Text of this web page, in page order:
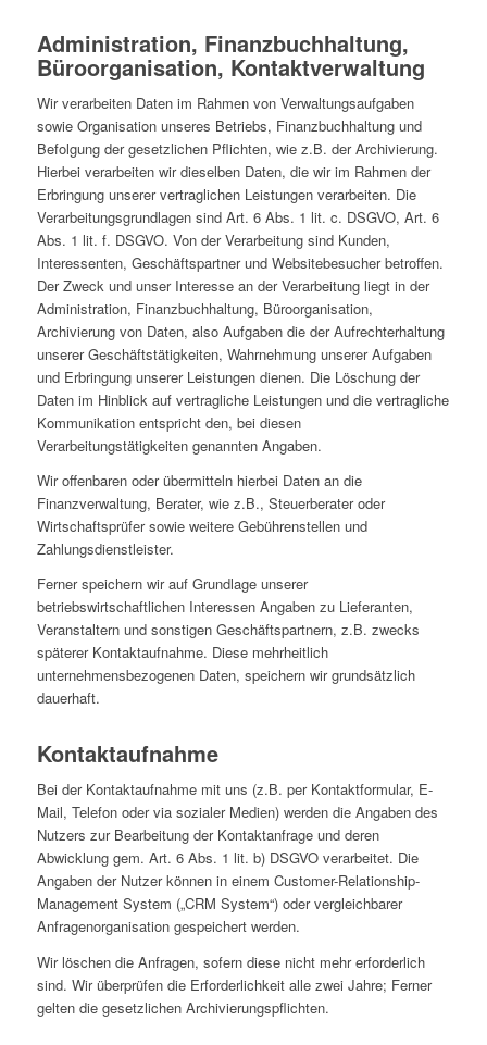
Administration, Finanzbuchhaltung,
Büroorganisation, Kontaktverwaltung
Wir verarbeiten Daten im Rahmen von Verwaltungsaufgaben
sowie Organisation unseres Betriebs, Finanzbuchhaltung und
Befolgung der gesetzlichen Pflichten, wie z.B. der Archivierung.
Hierbei verarbeiten wir dieselben Daten, die wir im Rahmen der
Erbringung unserer vertraglichen Leistungen verarbeiten. Die
Verarbeitungsgrundlagen sind Art. 6 Abs. 1 lit. c. DSGVO, Art. 6
Abs. 1 lit. f. DSGVO. Von der Verarbeitung sind Kunden,
Interessenten, Geschäftspartner und Websitebesucher betroffen.
Der Zweck und unser Interesse an der Verarbeitung liegt in der
Administration, Finanzbuchhaltung, Büroorganisation,
Archivierung von Daten, also Aufgaben die der Aufrechterhaltung
unserer Geschäftstätigkeiten, Wahrnehmung unserer Aufgaben
und Erbringung unserer Leistungen dienen. Die Löschung der
Daten im Hinblick auf vertragliche Leistungen und die vertragliche
Kommunikation entspricht den, bei diesen
Verarbeitungstätigkeiten genannten Angaben.
Wir offenbaren oder übermitteln hierbei Daten an die
Finanzverwaltung, Berater, wie z.B., Steuerberater oder
Wirtschaftsprüfer sowie weitere Gebührenstellen und
Zahlungsdienstleister.
Ferner speichern wir auf Grundlage unserer
betriebswirtschaftlichen Interessen Angaben zu Lieferanten,
Veranstaltern und sonstigen Geschäftspartnern, z.B. zwecks
späterer Kontaktaufnahme. Diese mehrheitlich
unternehmensbezogenen Daten, speichern wir grundsätzlich
dauerhaft.
Kontaktaufnahme
Bei der Kontaktaufnahme mit uns (z.B. per Kontaktformular, E-
Mail, Telefon oder via sozialer Medien) werden die Angaben des
Nutzers zur Bearbeitung der Kontaktanfrage und deren
Abwicklung gem. Art. 6 Abs. 1 lit. b) DSGVO verarbeitet. Die
Angaben der Nutzer können in einem Customer-Relationship-
Management System („CRM System“) oder vergleichbarer
Anfragenorganisation gespeichert werden.
Wir löschen die Anfragen, sofern diese nicht mehr erforderlich
sind. Wir überprüfen die Erforderlichkeit alle zwei Jahre; Ferner
gelten die gesetzlichen Archivierungspflichten.